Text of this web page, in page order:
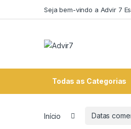
Seja bem-vindo a Advir 7
Todas as Categorias
Início Datas